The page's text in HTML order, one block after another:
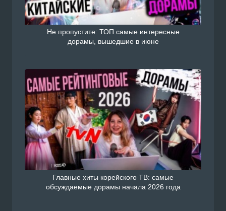
Не пропустите: ТОП самые интересные
дорамы, вышедшие в июне
Главные хиты корейского ТВ: самые
обсуждаемые дорамы начала 2026 года